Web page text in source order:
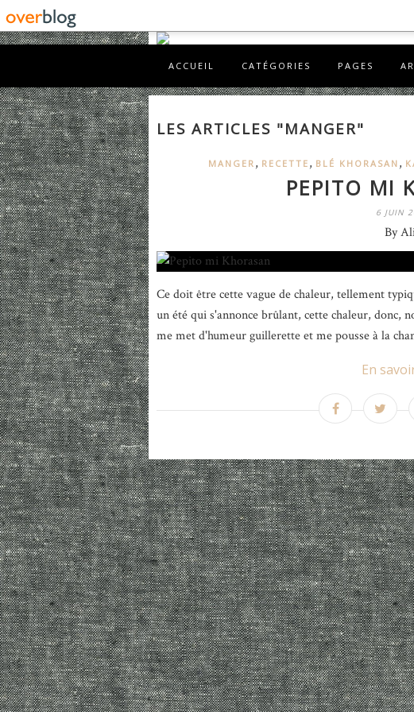
ACCUEIL CATÉGORIES PAGES
LES ARTICLES "MANGER"
MANGER , RECETTE , BLÉ KHORASAN ,
PEPITO MI
6 JUIN
By
Ce doit être cette vague de chaleur, tellement
un été qui s'annonce brûlant, cette chaleur, donc,
me met d'humeur guillerette et me pousse à la
En